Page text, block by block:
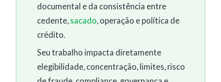
documental e da consistência entre
cedente, sacado, operação e política de
crédito.
Seu trabalho impacta diretamente
elegibilidade, concentração, limites, risco